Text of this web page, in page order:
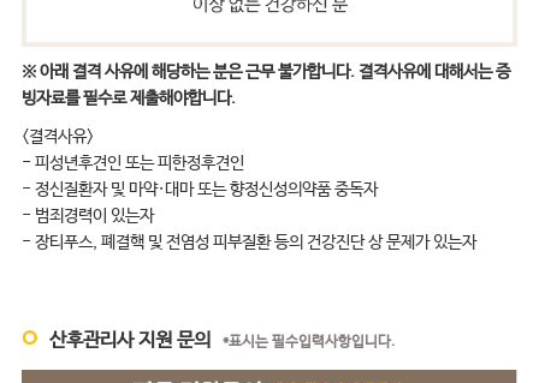
※ 아래 결격 사유에 해당하는 분은 근무 불가합니다. 결격사유에 대해서는 증
빙자료를 필수로 제출해야합니다.
<결격사유>
- 피성년후견인 또는 피한정후견인
- 정신질환자 및 마약·대마 또는 향정신성의약품 중독자
- 범죄경력이 있는자
- 장티푸스, 폐결핵 및 전염성 피부질환 등의 건강진단 상 문제가 있는자
산후관리사 지원 문의 *표시는 필수입력사항입니다.